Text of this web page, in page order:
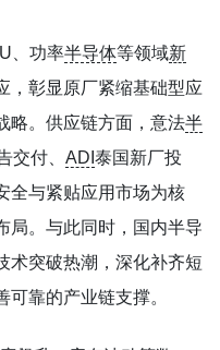
、功率半导体等领域新
，彰显原厂紧缩基础型应
略。供应链方面，意法半
交付、 ADI 泰国新厂投
全与紧贴应用市场为核
局。与此同时，国内半导
术突破热潮，深化补齐短
靠的产业链支撑。